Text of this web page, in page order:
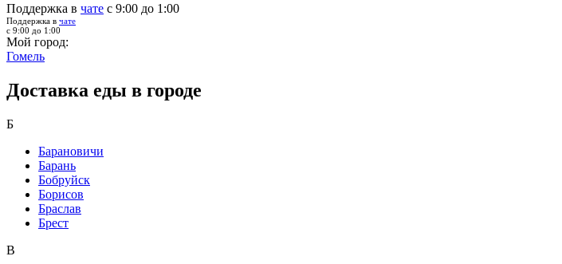
Поддержка в чате с 9:00 до 1:00
Поддержка в чате
с 9:00 до 1:00
Мой город:
Гомель
Доставка еды в городе
Б
Барановичи
Барань
Бобруйск
Борисов
Браслав
Брест
В